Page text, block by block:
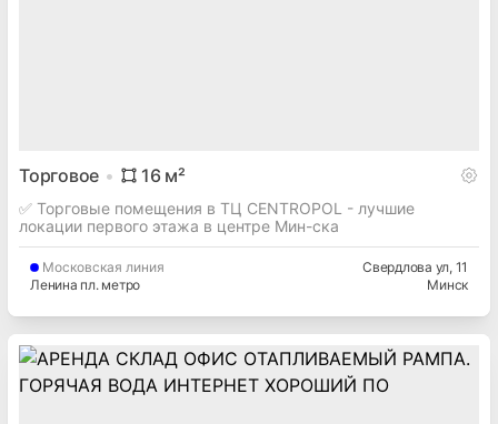
Торговое 16м²
✅ Торговые помещения в ТЦ CENTROPOL - лучшие
локации первого этажа в центре Мин-ска
Московская линия
Ленина пл. метро
Свердлова ул, 11
Минск